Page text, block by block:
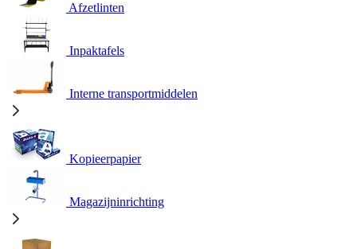
Afzetlinten
Inpaktafels
Interne transportmiddelen
Kopieerpapier
Magazijninrichting